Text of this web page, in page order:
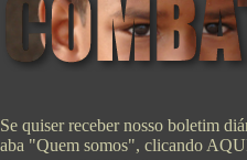
Se quiser receber nosso boletim
aba "Quem somos", clicando